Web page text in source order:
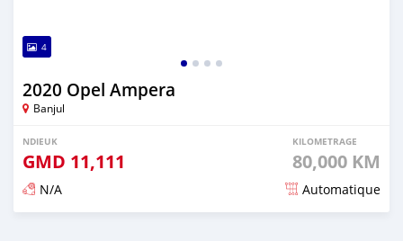
4
2020 Opel Ampera
Banjul
NDIEUK
GMD 11,111
KILOMETRAGE
80,000 KM
N/A Automatique